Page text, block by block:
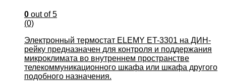
0 out of 5
(0)
Электронный термостат ELEMY ET-3301 на ДИН-
рейку предназначен для контроля и поддержания
микроклимата во внутреннем пространстве
телекоммуникационного шкафа или шкафа другого
подобного назначения.